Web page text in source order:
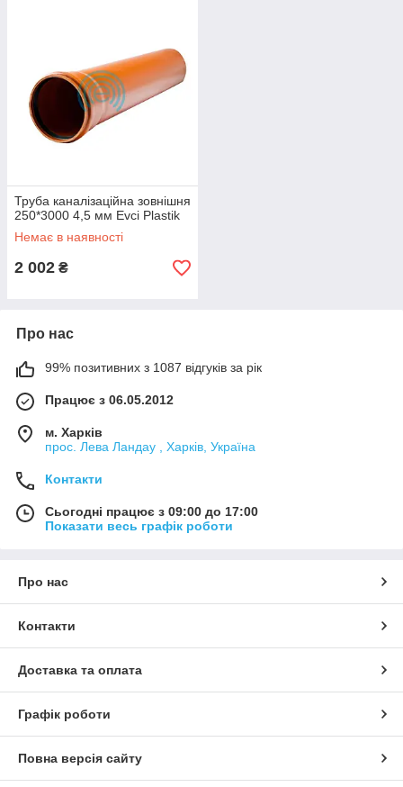
Труба каналізаційна зовнішня
250*3000 4,5 мм Evci Plastik
Немає в наявності
2 002 ₴
Про нас
99% позитивних з 1087 відгуків за рік
Працює з 06.05.2012
м. Харків
прос. Лева Ландау , Харків, Україна
Контакти
Сьогодні працює з 09:00 до 17:00
Показати весь графік роботи
Про нас
Контакти
Доставка та оплата
Графік роботи
Повна версія сайту